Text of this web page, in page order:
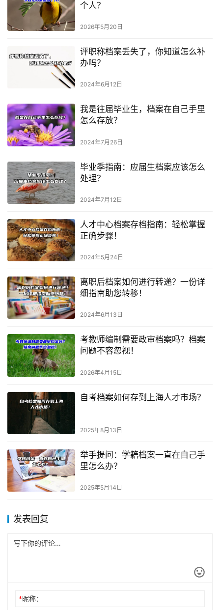
个人？
2026年5月20日
评职称档案丢失了，你知道怎么补
办吗？
2024年6月12日
我是往届毕业生，档案在自己手里
怎么存放？
2024年7月26日
毕业季指南：应届生档案应该怎么
处理？
2024年7月12日
人才中心档案存档指南：轻松掌握
正确步骤！
2024年5月24日
离职后档案如何进行转递？一份详
细指南助您转移！
2024年6月13日
考教师编制需要政审档案吗？档案
问题不容忽视！
2026年4月15日
自考档案如何存到上海人才市场？
2025年8月13日
举手提问：学籍档案一直在自己手
里怎么办？
2025年5月14日
发表回复
*昵称：